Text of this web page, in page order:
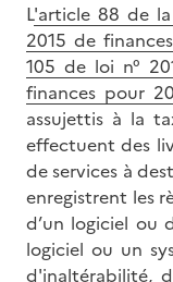
L'article 88 de
2015 de
105 de loi n°
finances pour
assujettis à la
effectuent des
de services à
enregistrent les
d’un logiciel ou
logiciel ou un
d'inaltérabilité,